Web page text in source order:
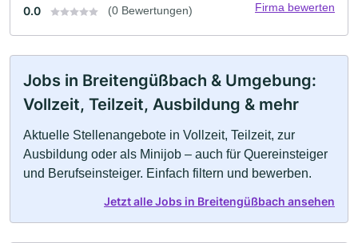
0.0 (0 Bewertungen) Firma bewerten
Jobs in Breitengüßbach & Umgebung:
Vollzeit, Teilzeit, Ausbildung & mehr
Aktuelle Stellenangebote in Vollzeit, Teilzeit, zur
Ausbildung oder als Minijob – auch für Quereinsteiger
und Berufseinsteiger. Einfach filtern und bewerben.
Jetzt alle Jobs in Breitengüßbach ansehen